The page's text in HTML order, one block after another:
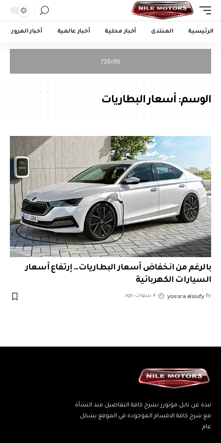
الرئيسية المنتدى أخبار محلية أخبار عالمية أخبار المرور
الوسم: أسعار البطاريات
بالرغم من انخفاض أسعار البطاريات… إرتفاع أسعار
السيارات الكهربائية
By
yossra elsiufy 4 سنوات ago
نبذة عن نايل موتورز تشرح كافة التفاصيل منذ النشأة
مع شرح كافة الاقسام الموجودة في الموقع بشكل
عام